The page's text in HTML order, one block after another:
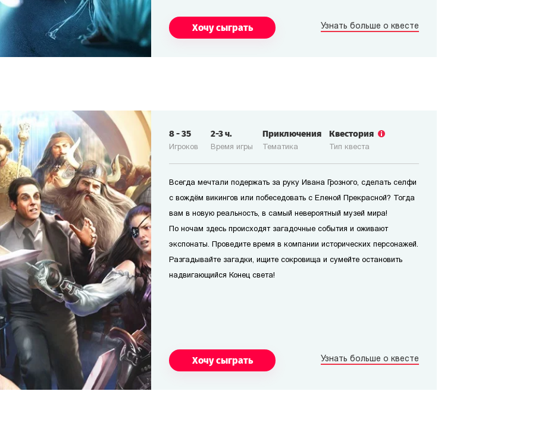
Хочу сыграть Узнать больше о квесте
Игроков
8-35
Время игры
2-3ч.
Тематика
Приключения
Тип квеста
Квестория
Всегда мечтали подержать за руку Ивана Грозного, сделать селфи
с вождём викингов или побеседовать с Еленой Прекрасной? Тогда
вам в новую реальность, в самый невероятный музей мира!
По ночам здесь происходят загадочные события и оживают
экспонаты. Проведите время в компании исторических персонажей.
Разгадывайте загадки, ищите сокровища и сумейте остановить
надвигающийся Конец света!
Хочу сыграть Узнать больше о квесте